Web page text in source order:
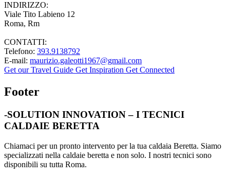
INDIRIZZO:
Viale Tito Labieno 12
Roma, Rm
CONTATTI:
Telefono: 393.9138792
E-mail: maurizio.galeotti1967@gmail.com
Get our Travel Guide Get Inspiration Get Connected
Footer
-SOLUTION INNOVATION – I TECNICI
CALDAIE BERETTA
Chiamaci per un pronto intervento per la tua caldaia Beretta. Siamo
specializzati nella caldaie beretta e non solo. I nostri tecnici sono
disponibili su tutta Roma.